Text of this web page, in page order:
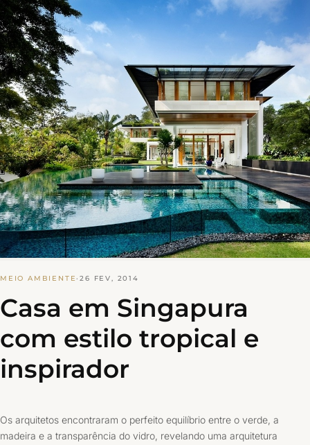
MEIO AMBIENTE·26 FEV, 2014
Casa em Singapura
com estilo tropical e
inspirador
Os arquitetos encontraram o perfeito equilíbrio entre o verde, a
madeira e a transparência do vidro, revelando uma arquitetura